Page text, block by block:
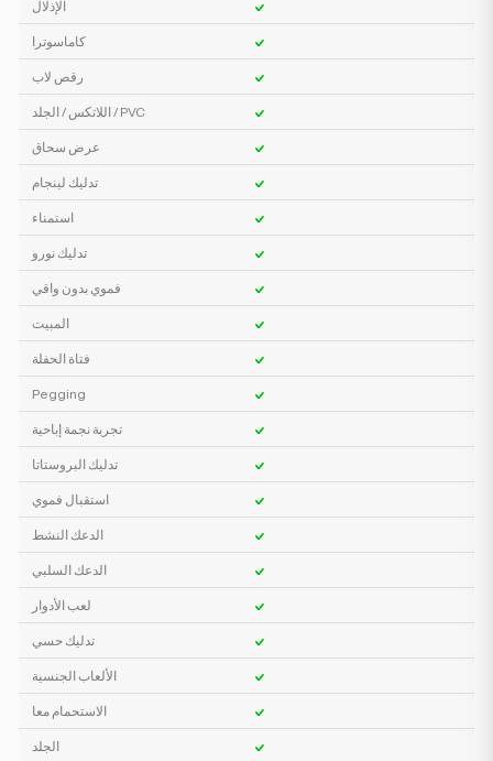
الإذلال
كاماسوترا
رقص لاب
اللاتكس / الجلد / PVC
عرض سحاق
تدليك لينجام
استمناء
تدليك نورو
فموي بدون واقي
المبيت
فتاة الحفلة
Pegging
تجربة نجمة إباحية
تدليك البروستاتا
استقبال فموي
الدعك النشط
الدعك السلبي
لعب الأدوار
تدليك حسي
الألعاب الجنسية
الاستحمام معا
الجلد